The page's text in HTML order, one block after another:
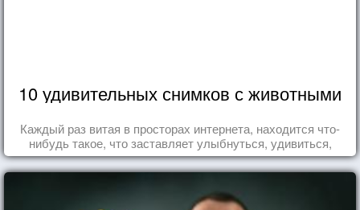
10 удивительных снимков с животными
Каждый раз витая в просторах интернета, находится что-
нибудь такое, что заставляет улыбнуться, удивиться,
восхититься...